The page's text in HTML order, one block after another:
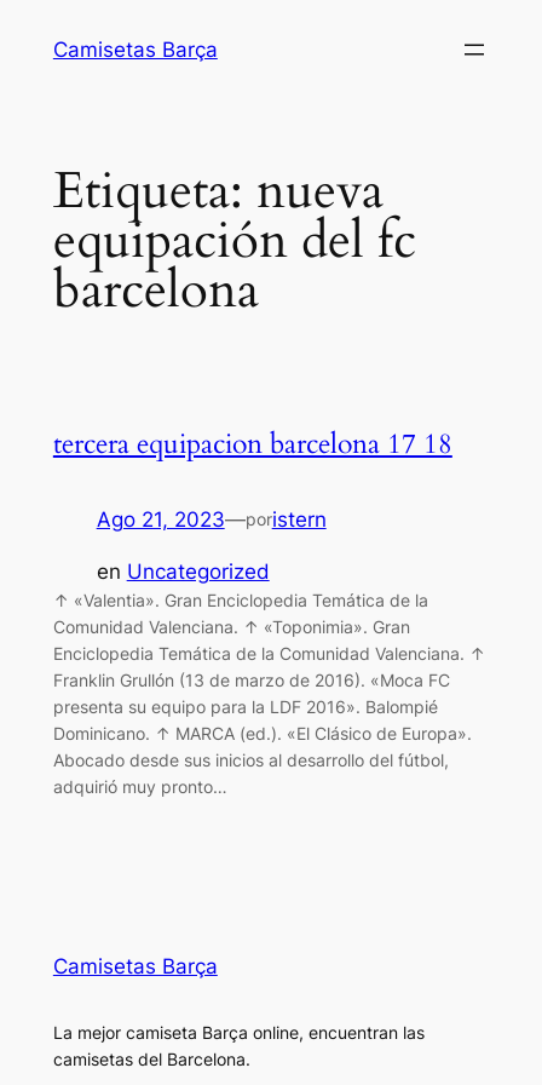
Camisetas Barça
Etiqueta: nueva
equipación del fc
barcelona
tercera equipacion barcelona 17 18
Ago 21, 2023—poristern
en Uncategorized
↑ «Valentia». Gran Enciclopedia Temática de la
Comunidad Valenciana. ↑ «Toponimia». Gran
Enciclopedia Temática de la Comunidad Valenciana. ↑
Franklin Grullón (13 de marzo de 2016). «Moca FC
presenta su equipo para la LDF 2016». Balompié
Dominicano. ↑ MARCA (ed.). «El Clásico de Europa».
Abocado desde sus inicios al desarrollo del fútbol,
adquirió muy pronto…
Camisetas Barça
La mejor camiseta Barça online, encuentran las
camisetas del Barcelona.